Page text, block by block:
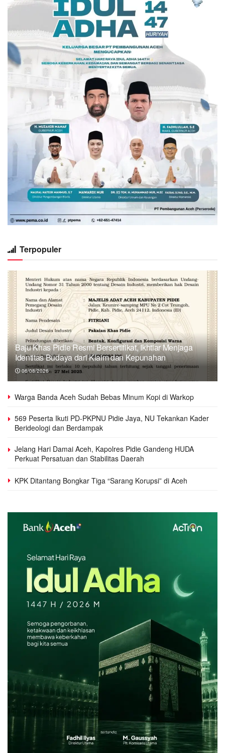
Terpopuler
Baju Khas Pidie Resmi Bersertifikat, Ikhtiar Menjaga
Identitas Budaya dari Klaim dan Kepunahan
06/08/2026
Warga Banda Aceh Sudah Bebas Minum Kopi di Warkop
569 Peserta Ikuti PD-PKPNU Pidie Jaya, NU Tekankan Kader
Berideologi dan Berdampak
Jelang Hari Damai Aceh, Kapolres Pidie Gandeng HUDA
Perkuat Persatuan dan Stabilitas Daerah
KPK Ditantang Bongkar Tiga “Sarang Korupsi” di Aceh